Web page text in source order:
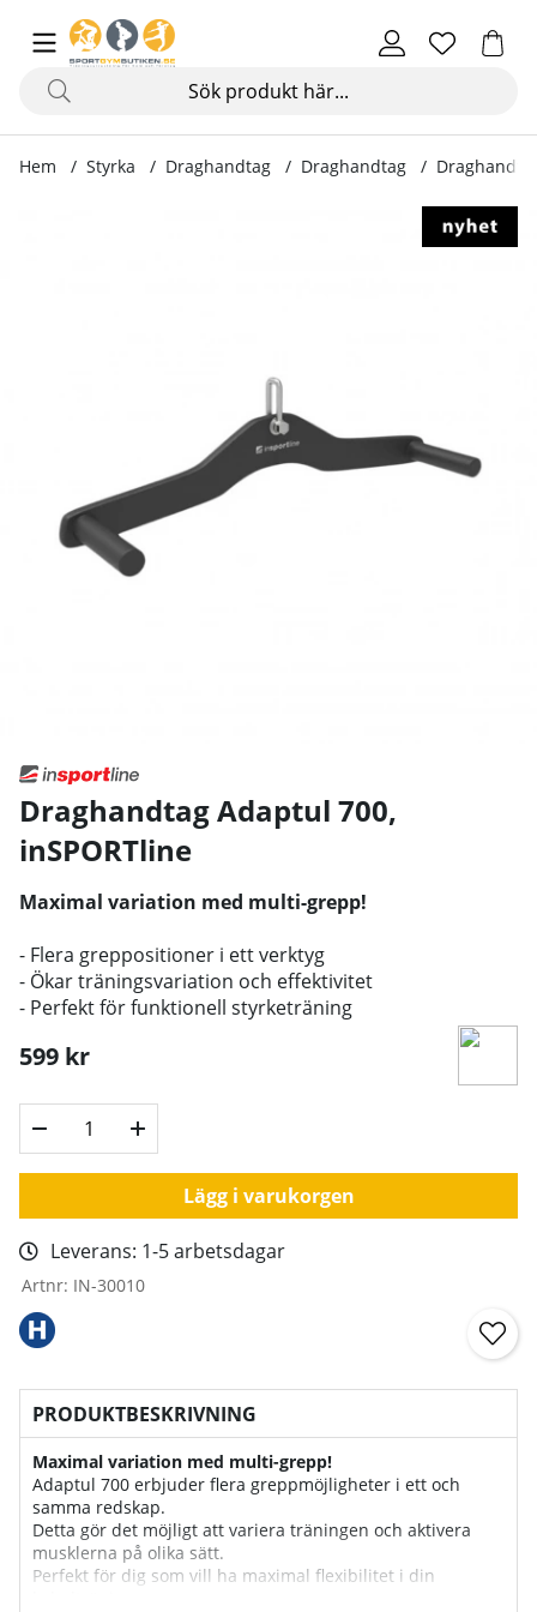
Hem Styrka Draghandtag Draghandtag
Draghandtag Adaptul 700,
inSPORTline
Maximal variation med multi-grepp!
- Flera greppositioner i ett verktyg
- Ökar träningsvariation och effektivitet
- Perfekt för funktionell styrketräning
599 kr
Lägg i varukorgen
Leverans: 1-5 arbetsdagar
Artnr: IN-30010
PRODUKTBESKRIVNING
Maximal variation med multi-grepp!
Adaptul 700 erbjuder flera greppmöjligheter i ett och
samma redskap.
Detta gör det möjligt att variera träningen och aktivera
musklerna på olika sätt.
Perfekt för dig som vill ha maximal flexibilitet i din